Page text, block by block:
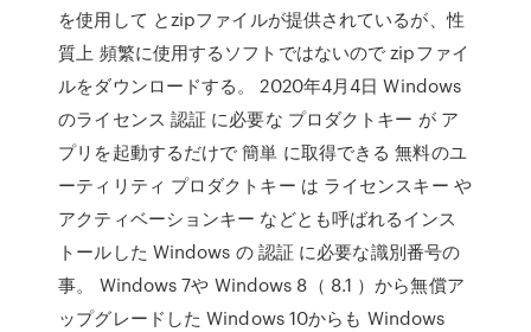
を使用して とzipファイルが提供されているが、性
質上 頻繁に使用するソフトではないので zipファイ
ルをダウンロードする。 2020年4月4日 Windows
のライセンス 認証 に必要な プロダクトキー が ア
プリを起動するだけで 簡単 に取得できる 無料のユ
ーティリティ プロダクトキー は ライセンスキー や
アクティベーションキー などとも呼ばれるインス
トールした Windows の 認証 に必要な識別番号の
事。 Windows 7や Windows 8（ 8.1 ）から無償ア
ップグレードした Windows 10からも Windows